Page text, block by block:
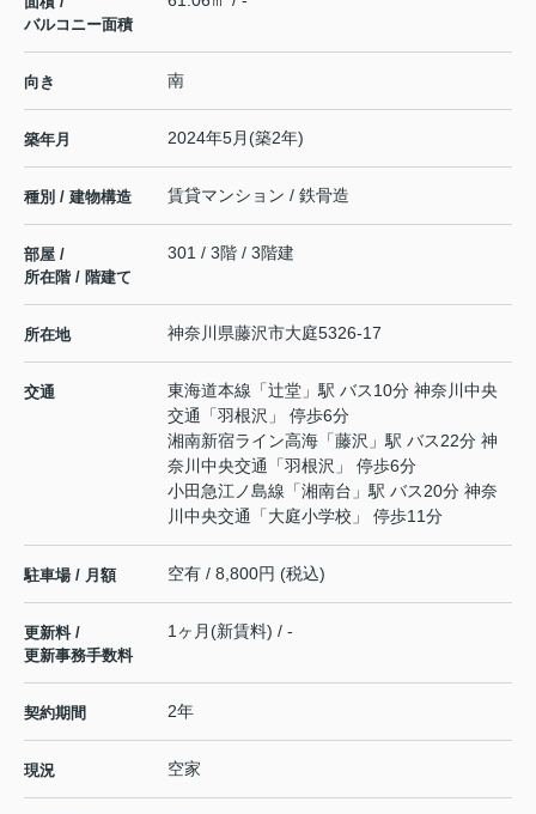
バルコニー面積
向き 南
築年月 2024年5月(築2年)
種別 / 建物構造 賃貸マンション / 鉄骨造
部屋 /
所在階 / 階建て
301 / 3階 / 3階建
所在地 神奈川県藤沢市大庭5326-17
交通 東海道本線 「辻堂 」駅 バス10分 神奈川中央
交通「羽根沢」 停歩6分
湘南新宿ライン高海 「藤沢 」駅 バス22分 神
奈川中央交通「羽根沢」 停歩6分
小田急江ノ島線 「湘南台 」駅 バス20分 神奈
川中央交通「大庭小学校」 停歩11分
駐車場 / 月額 空有 / 8,800円 (税込)
更新料 /
更新事務手数料
1ヶ月(新賃料) / -
契約期間 2年
現況 空家